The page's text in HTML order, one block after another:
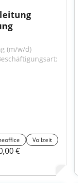
(m/w/d)
Vollzeit
€